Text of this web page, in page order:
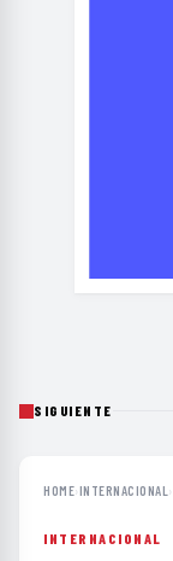
SIGUIENTE
HOME›INTERNACIONAL ›
INTERNACIONAL